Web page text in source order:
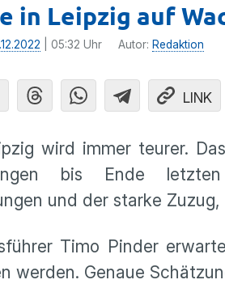
in Leipzig auf
| 05:32 Uhr Autor: Redaktion
LINK
wird immer teurer.
bis Ende
und der starke
Timo Pinder
werden. Genaue